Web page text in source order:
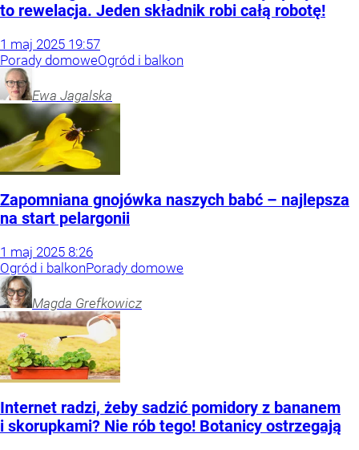
to rewelacja. Jeden składnik robi całą robotę!
1 maj 2025 19:57
Porady domoweOgród i balkon
Ewa Jagalska
Zapomniana gnojówka naszych babć – najlepsza
na start pelargonii
1 maj 2025 8:26
Ogród i balkonPorady domowe
Magda Grefkowicz
Internet radzi, żeby sadzić pomidory z bananem
i skorupkami? Nie rób tego! Botanicy ostrzegają